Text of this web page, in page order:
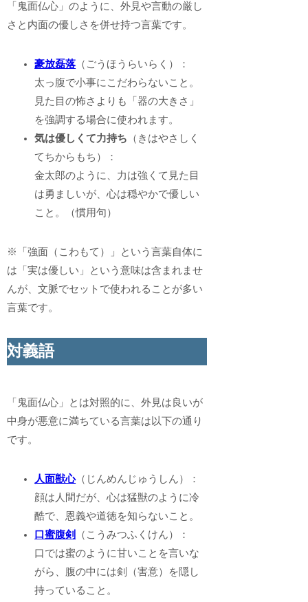
「鬼面仏心」のように、外見や言動の厳し
さと内面の優しさを併せ持つ言葉です。
豪放磊落 （ごうほうらいらく）：
太っ腹で小事にこだわらないこと。
見た目の怖さよりも「器の大きさ」
を強調する場合に使われます。
気は優しくて力持ち （きはやさしく
てちからもち）：
金太郎のように、力は強くて見た目
は勇ましいが、心は穏やかで優しい
こと。（慣用句）
※「強面（こわもて）」という言葉自体に
は「実は優しい」という意味は含まれませ
んが、文脈でセットで使われることが多い
言葉です。
対義語
「鬼面仏心」とは対照的に、外見は良いが
中身が悪意に満ちている言葉は以下の通り
です。
人面獣心（じんめんじゅうしん）：
顔は人間だが、心は猛獣のように冷
酷で、恩義や道徳を知らないこと。
口蜜腹剣
（こうみつふくけん）：
口では蜜のように甘いことを言いな
がら、腹の中には剣（害意）を隠し
持っていること。